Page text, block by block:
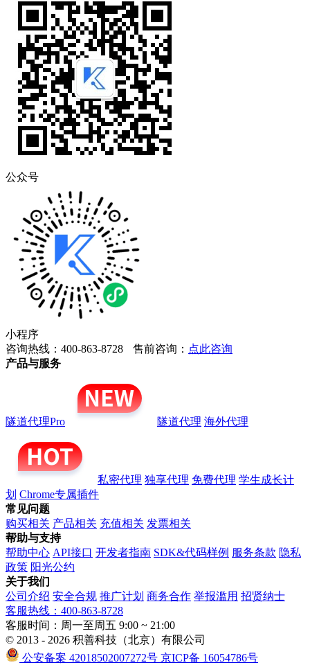
公众号
小程序
咨询热线：400-863-8728
售前咨询： 点此咨询
产品与服务
隧道代理Pro 隧道代理 海外代理
私密代理 独享代理 免费代理 学生成长计
划 Chrome专属插件
常见问题
购买相关 产品相关 充值相关 发票相关
帮助与支持
帮助中心 API接口 开发者指南 SDK&代码样例 服务条款 隐私
政策 阳光公约
关于我们
公司介绍 安全合规 推广计划 商务合作 举报滥用 招贤纳士
客服热线：400-863-8728
客服时间：周一至周五 9:00 ~ 21:00
© 2013 - 2026 积善科技（北京）有限公司
公安备案 42018502007272号 京ICP备 16054786号